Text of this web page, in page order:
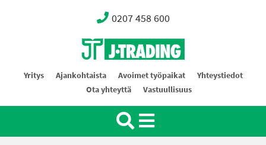
0207 458 600
Oy J-Trading Ab
Yritys Ajankohtaista Avoimet työpaikat
Yhteystiedot
Ota yhteyttä
Vastuullisuus